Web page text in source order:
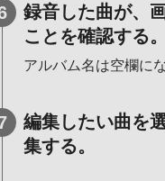
録音した曲が、
ことを確認する。
アルバム名は空欄に
編集したい曲を
集する。